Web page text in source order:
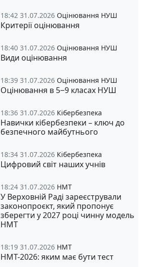
18:42 31.07.2026 Оцінювання НУШ
Критерії оцінювання
18:40 31.07.2026 Оцінювання НУШ
Види оцінювання
18:39 31.07.2026 Оцінювання НУШ
Оцінювання в 5‒9 класах НУШ
18:36 31.07.2026 Кібербезпека
Навички кібербезпеки – ключ до
безпечного майбутнього
18:34 31.07.2026 Кібербезпека
Цифровий світ наших учнів
18:24 31.07.2026 НМТ
У Верховній Раді зареєстрували
законопроєкт, який пропонує
зберегти у 2027 році чинну модель
НМТ
18:19 31.07.2026 НМТ
НМТ-2026: яким має бути тест